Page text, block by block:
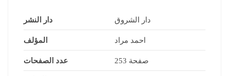
دار النشر دار الشروق
المؤلف احمد مراد
عدد الصفحات 253 صفحة